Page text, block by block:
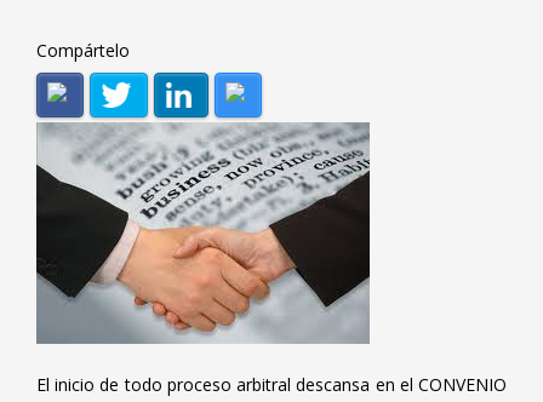
Compártelo
El inicio de todo proceso arbitral descansa en el CONVENIO